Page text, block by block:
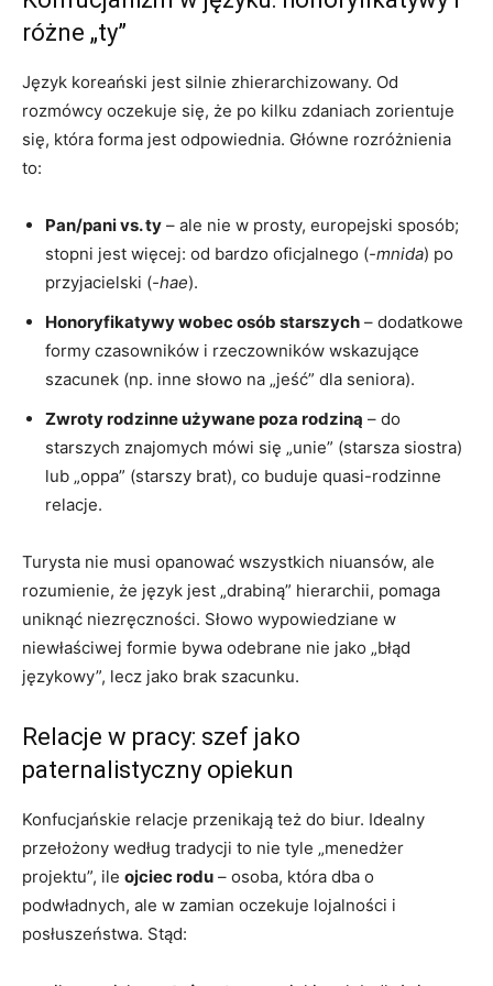
różne „ty”
Język koreański jest silnie zhierarchizowany. Od
rozmówcy oczekuje się, że po kilku zdaniach zorientuje
się, która forma jest odpowiednia. Główne rozróżnienia
to:
Pan/pani vs. ty – ale nie w prosty, europejski sposób;
stopni jest więcej: od bardzo oficjalnego (-mnida) po
przyjacielski (-hae).
Honoryfikatywy wobec osób starszych – dodatkowe
formy czasowników i rzeczowników wskazujące
szacunek (np. inne słowo na „jeść” dla seniora).
Zwroty rodzinne używane poza rodziną – do
starszych znajomych mówi się „unie” (starsza siostra)
lub „oppa” (starszy brat), co buduje quasi-rodzinne
relacje.
Turysta nie musi opanować wszystkich niuansów, ale
rozumienie, że język jest „drabiną” hierarchii, pomaga
uniknąć niezręczności. Słowo wypowiedziane w
niewłaściwej formie bywa odebrane nie jako „błąd
językowy”, lecz jako brak szacunku.
Relacje w pracy: szef jako
paternalistyczny opiekun
Konfucjańskie relacje przenikają też do biur. Idealny
przełożony według tradycji to nie tyle „menedżer
projektu”, ile ojciec rodu – osoba, która dba o
podwładnych, ale w zamian oczekuje lojalności i
posłuszeństwa. Stąd: